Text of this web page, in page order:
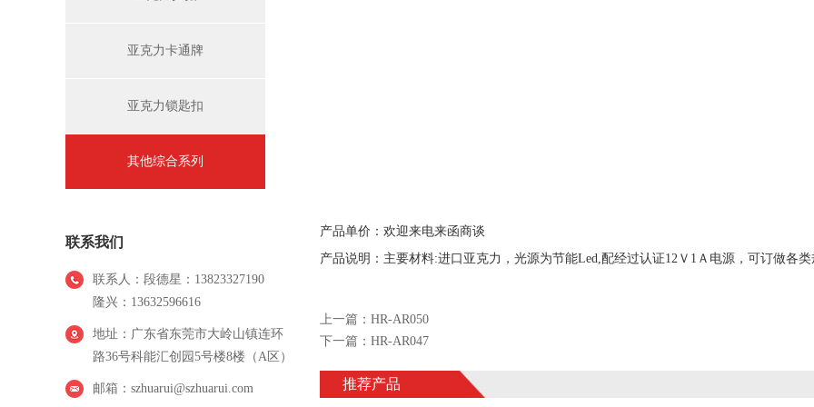
亚克力卡通牌
亚克力锁匙扣
其他综合系列
联系我们
联系人：段德星：13823327190
隆兴：13632596616
地址：广东省东莞市大岭山镇连环
路36号科能汇创园5号楼8楼（A区）
邮箱：szhuarui@szhuarui.com
产品单价：欢迎来电来函商谈
产品说明：主要材料:进口亚克力，光源为节能Led,配经过认证12Ｖ1Ａ电源，可订做各类
上一篇： HR-AR050
下一篇： HR-AR047
推荐产品